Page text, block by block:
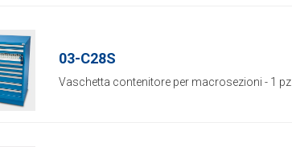
03-C28S
Vaschetta contenitore per macrosezioni - 1 pz.